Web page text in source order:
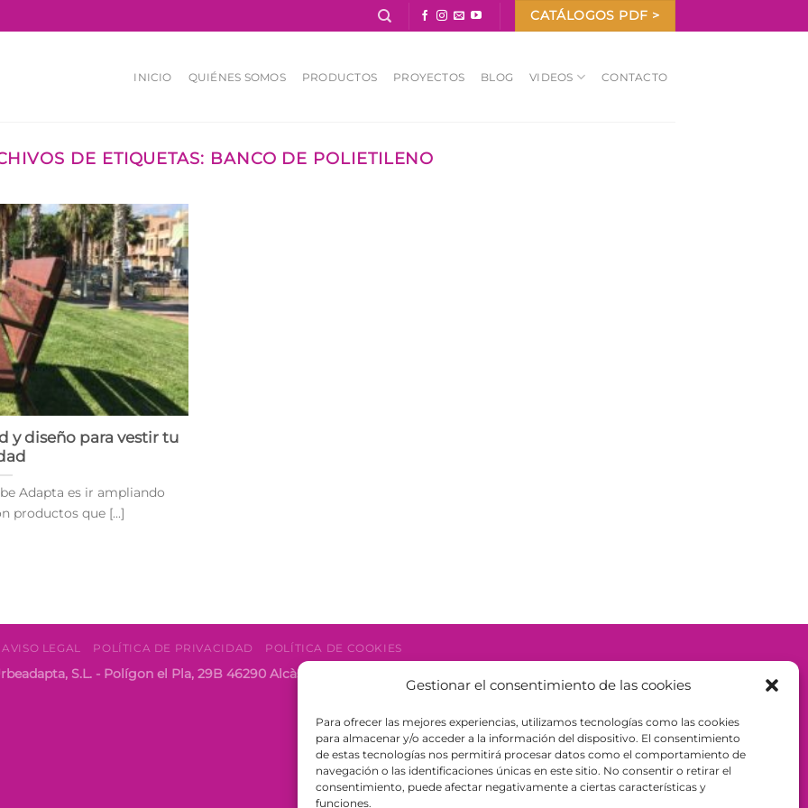
Gestionar el consentimiento de las cookies
Para ofrecer las mejores experiencias, utilizamos tecnologías como las cookies
para almacenar y/o acceder a la información del dispositivo. El consentimiento
de estas tecnologías nos permitirá procesar datos como el comportamiento de
navegación o las identificaciones únicas en este sitio. No consentir o retirar el
consentimiento, puede afectar negativamente a ciertas características y
funciones.
CATÁLOGOS PDF >
INICIO QUIÉNES SOMOS PRODUCTOS PROYECTOS BLOG VIDEOS CONTACTO
DE ETIQUETAS: BANCO DE POLIETILENO
y diseño para vestir tu
Adapta es ir ampliando
productos que [...]
AVISO LEGAL POLÍTICA DE PRIVACIDAD POLÍTICA DE COOKIES
S.L. - Polígon el Pla, 29B 46290 Alcàsser, Valencia – ESPAÑA - B98943723